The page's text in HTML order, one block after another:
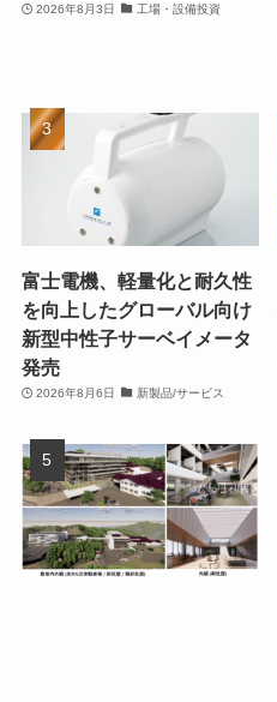
2026年8月3日 工場・設備投資
富士電機、軽量化と耐久性
を向上したグローバル向け
新型中性子サーベイメータ
発売
2026年8月6日 新製品/サービス